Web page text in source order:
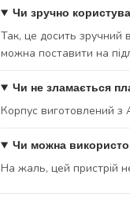
Чи зручно
Так, це досить зручний
можна поставити на
Чи не зламається
Корпус виготовлений з
Чи можна
На жаль, цей пристрій